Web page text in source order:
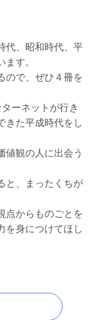
代、昭和時代、平
す。
ので、ぜひ４冊を
ーネットが行き
きた平成時代をし
値観の人に出会う
と、まったくちが
点からものごとを
を身につけてほし